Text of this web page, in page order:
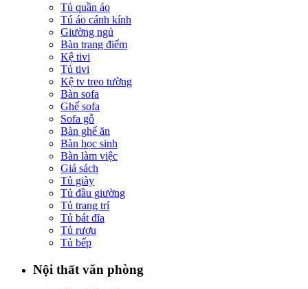
Tủ quần áo
Tú áo cánh kính
Giường ngủ
Bàn trang điểm
Kệ tivi
Tủ tivi
Kệ tv treo tường
Bàn sofa
Ghế sofa
Sofa gỗ
Bàn ghế ăn
Bàn học sinh
Bàn làm việc
Giá sách
Tủ giày
Tủ đầu giường
Tủ trang trí
Tủ bát đĩa
Tủ rượu
Tủ bếp
Nội thất văn phòng